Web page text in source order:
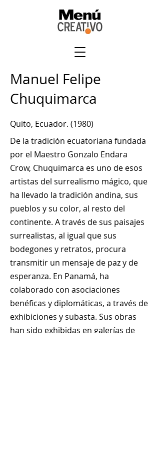
Manuel Felipe
Chuquimarca
Quito, Ecuador. (1980)
De la tradición ecuatoriana fundada
por el Maestro Gonzalo Endara
Crow, Chuquimarca es uno de esos
artistas del surrealismo mágico, que
ha llevado la tradición andina, sus
pueblos y su color, al resto del
continente. A través de sus paisajes
surrealistas, al igual que sus
bodegones y retratos, procura
transmitir un mensaje de paz y de
esperanza. En Panamá, ha
colaborado con asociaciones
benéficas y diplomáticas, a través de
exhibiciones y subasta. Sus obras
han sido exhibidas en galerías de